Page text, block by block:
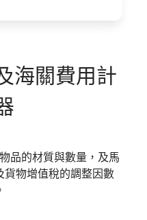
海關費用計
品的材質與數量，及馬
物增值稅的調整因數